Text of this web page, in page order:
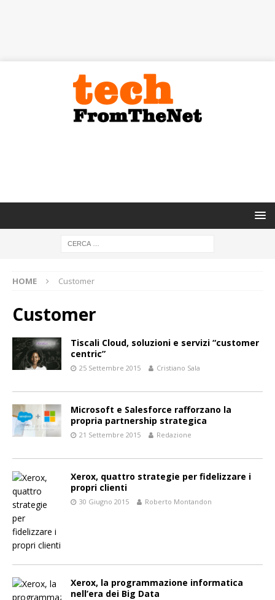
HOME Customer
Customer
Tiscali Cloud, soluzioni e servizi “customer
centric”
25 Settembre 2015 Cristiano Sala
Microsoft e Salesforce rafforzano la
propria partnership strategica
21 Settembre 2015 Redazione
Xerox, quattro strategie per fidelizzare i
propri clienti
30 Giugno 2015 Roberto Montandon
Xerox, la programmazione informatica
nell’era dei Big Data